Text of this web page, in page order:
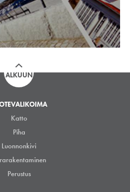
ALKUUN
Katto
Piha
Luonnonkivi
Perustus